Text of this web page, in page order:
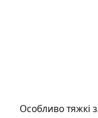
Особливо тяжкі